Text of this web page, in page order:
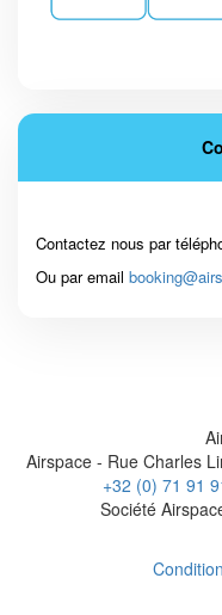
Contactez nous par
Ou par email
Airspace - Rue Charles
+32 (0) 71 91
Société